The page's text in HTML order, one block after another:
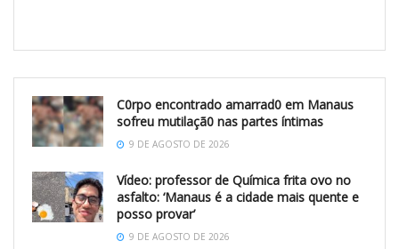
C0rpo encontrado amarrad0 em Manaus
sofreu mutilaçã0 nas partes íntimas
9 DE AGOSTO DE 2026
Vídeo: professor de Química frita ovo no
asfalto: ‘Manaus é a cidade mais quente e
posso provar’
9 DE AGOSTO DE 2026